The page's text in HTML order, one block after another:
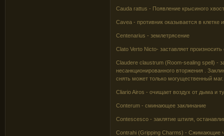
Cauda rattus - Появление крысиного
Cavea - противник оказывается в клетке
Centenarius - землетрясение
Clato Verto Nicto- заставляет
Claudere claustrum (Room-sealing spell) -
несанкционированного вторжения .
снять может только могущественный маг.
Cliario Airos - очищает воздух от дыма и
Conterum - сминающее заклинание
Contescesco - заклятие штиля,
Contrahi (Gripping Charms) - Сжимающие